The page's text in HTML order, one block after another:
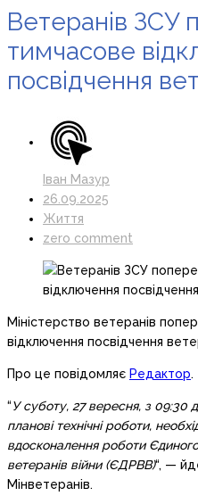
Ветеранів ЗСУ
тимчасове
посвідчення
Іван Мазур
26.09.2025
Життя
zero comment
Міністерство ветеранів
відключення посвідчення
Про це повідомляє Редактор.
“У суботу, 27 вересня, з 09:30
планові технічні роботи,
вдосконалення роботи
ветеранів війни (ЄДРВВ)“, —
Мінветеранів.